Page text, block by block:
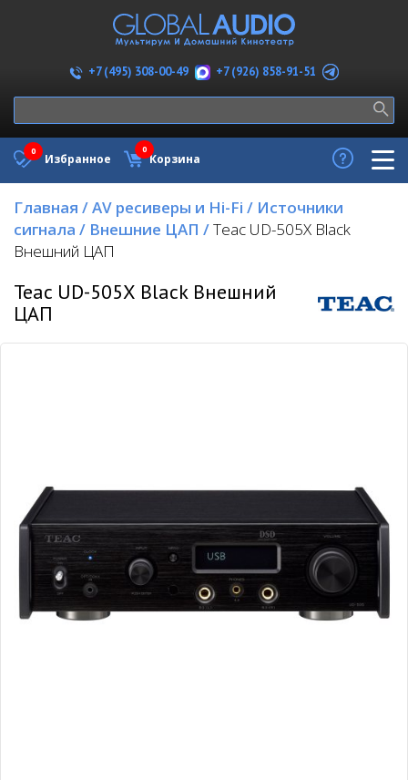
+7 (495) 308-00-49 +7 (926) 858-91-51
Избранное
0
Корзина
0
Главная /AV ресиверы и Hi-Fi / Источники
сигнала / Внешние ЦАП /Teac UD-505X Black
Внешний ЦАП
Teac UD-505X Black Внешний
ЦАП